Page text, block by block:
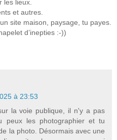
les lieux.
et autres.
site maison, paysage, tu payes.
d’inepties :-))
à 23:53
la voie publique, il n'y a pas
peux les photographier et tu
la photo. Désormais avec une